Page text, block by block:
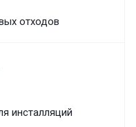
отходов
инсталляций